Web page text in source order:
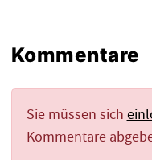
Kommentare
Sie müssen sich
Kommentare